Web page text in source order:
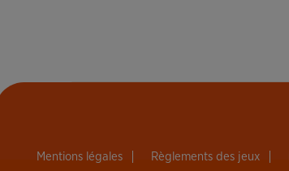
Mentions légales Règlements des jeux